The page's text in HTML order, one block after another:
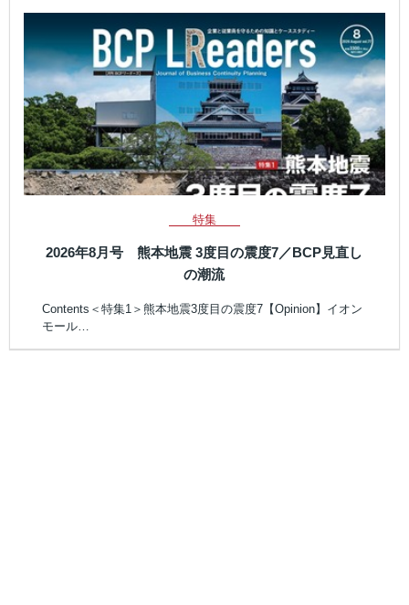
特集
2026年8月号 熊本地震 3度目の震度7／BCP見直し
の潮流
Contents＜特集1＞熊本地震3度目の震度7【Opinion】イオン
モール…